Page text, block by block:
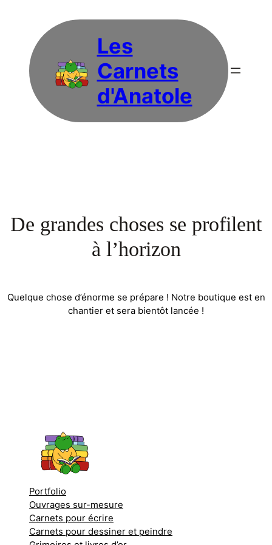
Les
Carnets
d'Anatole
De grandes choses se profilent
à l’horizon
Quelque chose d’énorme se prépare ! Notre boutique est en
chantier et sera bientôt lancée !
Portfolio
Ouvrages sur-mesure
Carnets pour écrire
Carnets pour dessiner et peindre